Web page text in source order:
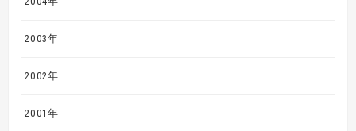
2003年
2002年
2001年